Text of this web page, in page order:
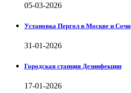
05-03-2026
Установка Пергол в Москве и Сочи
31-01-2026
Городская станция Дезинфекции
17-01-2026